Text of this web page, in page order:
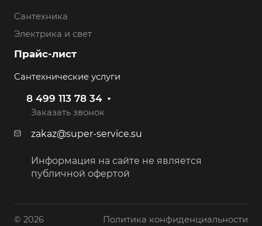
Сантехника
Электрика и свет
Прайс-лист
Сантехнические услуги
8 499 113 78 34
Заказать звонок
zakaz@super-service.su
Информация на сайте не является
публичной офертой
© 2026 Политика конфиденциальности